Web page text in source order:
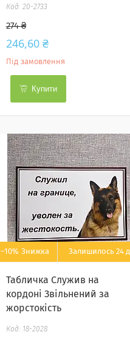
20-2733
274 ₴
246,60 ₴
Під замовлення
Купити
–10% Залишилось 24
Табличка Служив на
кордоні Звільнений за
жорстокість
18-2028